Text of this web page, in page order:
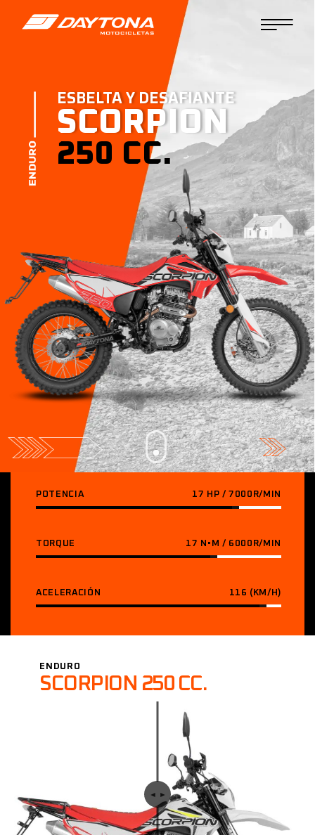
ESBELTA Y DESAFIANTE
SCORPION
250 CC.
POTENCIA 17 HP / 7000R/MIN
TORQUE 17 N•M / 6000R/MIN
ACELERACIÓN 116 (KM/H)
ENDURO
SCORPION 250 CC.
◄︎ ►︎